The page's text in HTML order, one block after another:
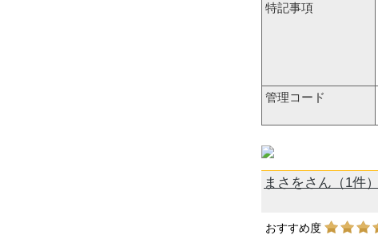
特記事項
管理コード
まさをさん（1件）
おすすめ度